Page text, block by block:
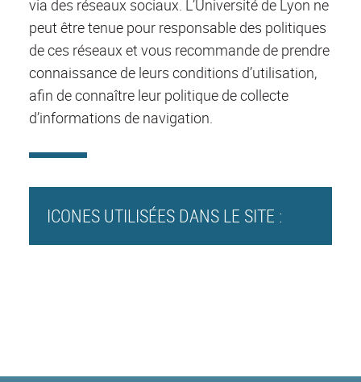
via des réseaux sociaux. L’Université de Lyon ne
peut être tenue pour responsable des politiques
de ces réseaux et vous recommande de prendre
connaissance de leurs conditions d’utilisation,
afin de connaître leur politique de collecte
d’informations de navigation.
ICONES UTILISÉES DANS LE SITE :